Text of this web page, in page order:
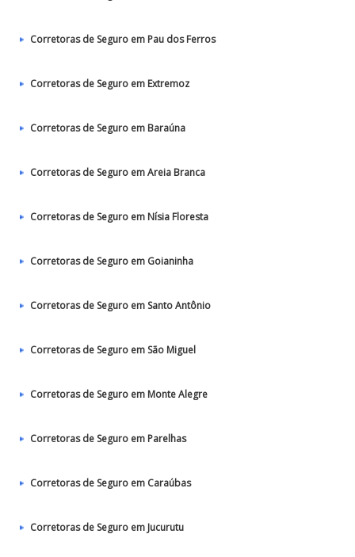
Corretoras de Seguro em Pau dos Ferros
Corretoras de Seguro em Extremoz
Corretoras de Seguro em Baraúna
Corretoras de Seguro em Areia Branca
Corretoras de Seguro em Nísia Floresta
Corretoras de Seguro em Goianinha
Corretoras de Seguro em Santo Antônio
Corretoras de Seguro em São Miguel
Corretoras de Seguro em Monte Alegre
Corretoras de Seguro em Parelhas
Corretoras de Seguro em Caraúbas
Corretoras de Seguro em Jucurutu